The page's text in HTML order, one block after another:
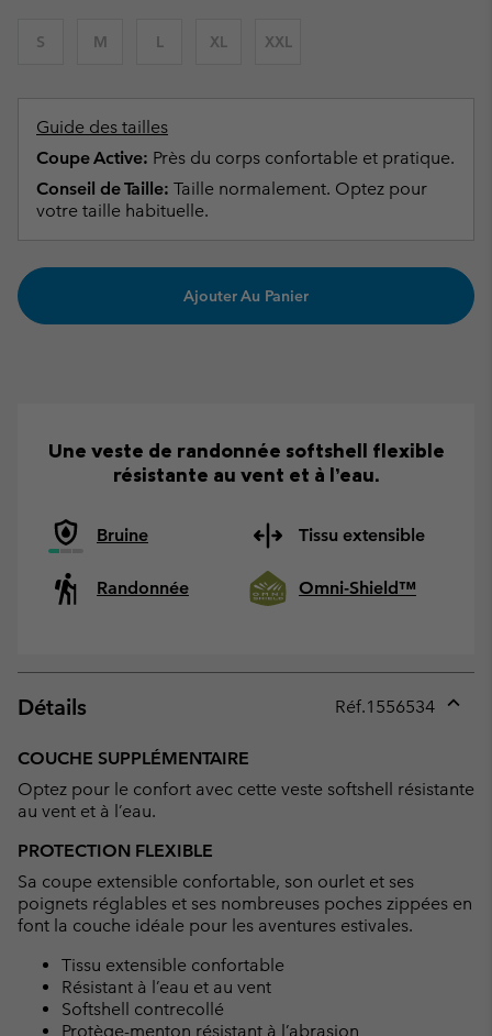
S M L XL XXL
Guide des tailles
Coupe Active: Près du corps confortable et pratique.
Conseil de Taille: Taille normalement. Optez pour
votre taille habituelle.
Ajouter Au Panier
Une veste de randonnée softshell flexible
résistante au vent et à l’eau.
Bruine Tissu extensible
Randonnée Omni-Shield™
Détails Réf.1556534
COUCHE SUPPLÉMENTAIRE
Optez pour le confort avec cette veste softshell résistante
au vent et à l’eau.
PROTECTION FLEXIBLE
Sa coupe extensible confortable, son ourlet et ses
poignets réglables et ses nombreuses poches zippées en
font la couche idéale pour les aventures estivales.
Tissu extensible confortable
Résistant à l’eau et au vent
Softshell contrecollé
Protège-menton résistant à l’abrasion